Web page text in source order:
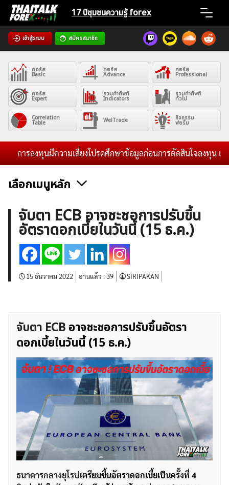
Skip
content
17 ปีชุมชนความรู้ forex
เข้าสู่ระบบ สมัครสมาชิก
Home
News
Articles
VPS Register
ค้นหา
สำหรับ:
คอร์ส
Basic
คอร์ส
Advance
คอร์ส
Professional
คอร์ส
Expert
รวมคำศัพท์
Indicators
รวมคำศัพท์
ทั่วไป
Correlation
Table WelTrade กิจกรรม
ฟอรั่ม
การลงทุนมีความเสี่ยงโปรดศึกษาข้อมูลก่อนการตัดสินใจลงทุน และไ
เลือกเมนูหลัก
ข่าวฟอเร็กซ์และสกุลเงิน คริปโตเคอร์เรนซี
ฟรีซิกแนล รายวัน
บทวิเคราะห์
เศรษฐกิจทั่วไป ดัชนี-หุ้น
พันธบัตร
สินค้าโภคภัณฑ์
โบรกเกอร์ FX
โปรโมชั่น Forex
กองทุน Forex
ฟรี EA
จับตา ECB อาจชะชอการปรับขึ้น
อัตราดอกเบี้ยในวันนี้ (15 ธ.ค.)
15 ธันวาคม 2022 อ่านแล้ว :39 SIRIPAKAN
จับตา ECB อาจชะชอการปรับขึ้นอัตรา
ดอกเบี้ยในวันนี้ (15 ธ.ค.)
ธนาคารกลางยุโรปเตรียมขึ้นอัตราดอกเบี้ยเป็นครั้งที่ 4